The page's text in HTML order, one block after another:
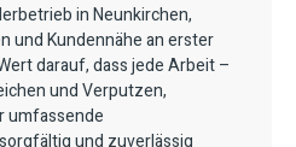
in Neunkirchen,
und Kundennähe an erster
darauf, dass jede Arbeit –
und Verputzen,
umfassende
und zuverlässig